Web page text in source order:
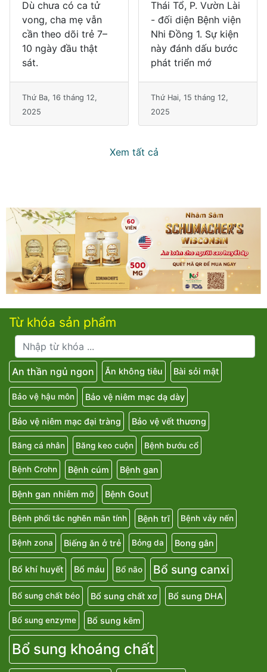
Dù chưa có ca tử
vong, cha mẹ vẫn
cần theo dõi trẻ 7–
10 ngày đầu thật
sát.
Thứ Ba, 16 tháng 12,
2025
Thái Tổ, P. Vườn Lài
- đối diện Bệnh viện
Nhi Đồng 1. Sự kiện
này đánh dấu bước
phát triển mớ
Thứ Hai, 15 tháng 12,
2025
Xem tất cả
Từ khóa sản phẩm
An thần ngủ ngon Ăn không tiêu Bài sỏi mật
Bảo vệ hậu môn Bảo vệ niêm mạc dạ dày
Bảo vệ niêm mạc đại tràng Bảo vệ vết thương
Băng cá nhân Băng keo cuộn Bệnh bướu cổ
Bệnh Crohn Bệnh cúm Bệnh gan
Bệnh gan nhiễm mỡ Bệnh Gout
Bệnh phổi tắc nghẽn mãn tính Bệnh trĩ Bệnh vảy nến
Bệnh zona Biếng ăn ở trẻ Bỏng da Bong gân
Bổ khí huyết Bổ máu Bổ não Bổ sung canxi
Bổ sung chất béo Bổ sung chất xơ Bổ sung DHA
Bổ sung enzyme Bổ sung kẽm
Bổ sung khoáng chất